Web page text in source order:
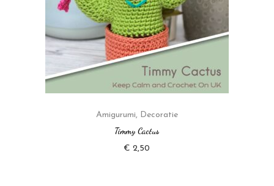
Amigurumi, Decoratie
Timmy Cactus
€ 2,50